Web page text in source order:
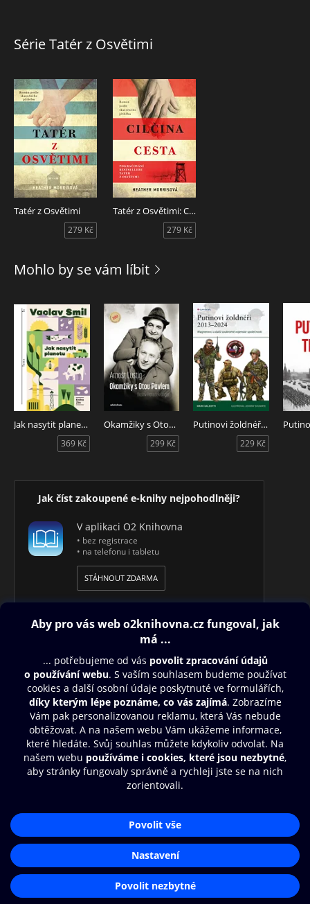
Série Tatér z Osvětimi
Tatér z Osvětimi
279 Kč
Tatér z Osvětimi: Cilčina cesta
279 Kč
Mohlo by se vám líbit
Jak nasytit planetu
369 Kč
Okamžiky s Otou Pavlem
299 Kč
Putinovi žoldnéři 2013-24
229 Kč
Jak číst zakoupené e-knihy nejpohodlněji?
V aplikaci O2 Knihovna
• bez registrace
• na telefonu i tabletu
STÁHNOUT ZDARMA
Obsah ke stažení
Moje O2 Knihovna
Další zábava
© O2 Czech Republic a.s.
Zásady zpracování osobních údajů
Nastavení cookies
Aplikace O2 Knihovna
Čti a poslouchej své e-knihy a
audioknihy rychleji a pohodlněji.